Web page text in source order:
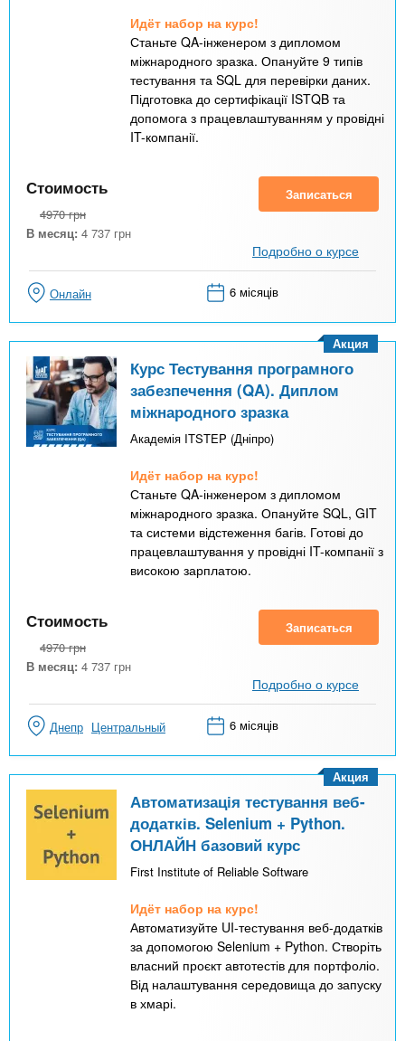
Идёт набор на курс!
Станьте QA-інженером з дипломом
міжнародного зразка. Опануйте 9 типів
тестування та SQL для перевірки даних.
Підготовка до сертифікації ISTQB та
допомога з працевлаштуванням у провідні
IT-компанії.
Стоимость
4970 грн
В месяц: 4 737 грн
Записаться
Подробно о курсе
Онлайн 6 місяців
Курс Тестування програмного
забезпечення (QA). Диплом
міжнародного зразка
Академія ITSTEP (Дніпро)
Идёт набор на курс!
Станьте QA-інженером з дипломом
міжнародного зразка. Опануйте SQL, GIT
та системи відстеження багів. Готові до
працевлаштування у провідні IT-компанії з
високою зарплатою.
Акция
Стоимость
4970 грн
В месяц: 4 737 грн
Записаться
Подробно о курсе
Днепр Центральный 6 місяців
Автоматизація тестування веб-
додатків. Selenium + Python.
ОНЛАЙН базовий курс
First Institute of Reliable Software
Идёт набор на курс!
Автоматизуйте UI-тестування веб-додатків
за допомогою Selenium + Python. Створіть
власний проєкт автотестів для портфоліо.
Від налаштування середовища до запуску
в хмарі.
Акция